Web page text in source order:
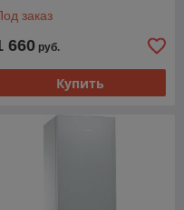
заказ
660 руб.
Купить